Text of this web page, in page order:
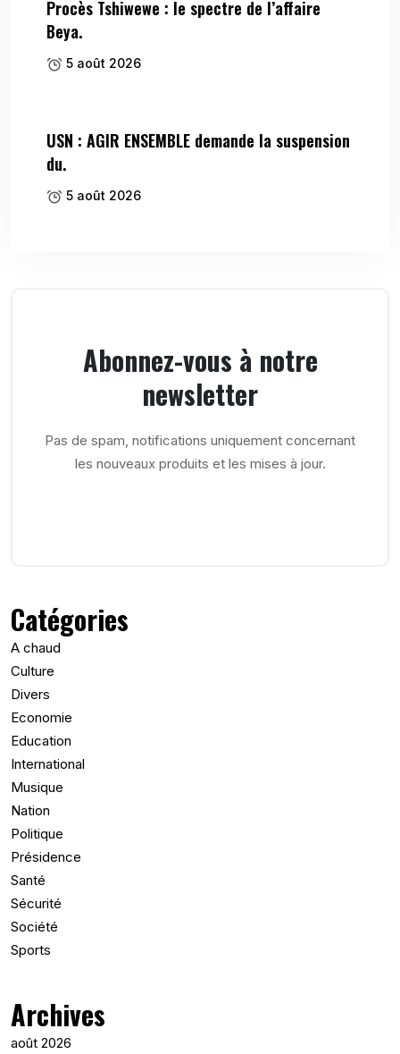
Procès Tshiwewe : le spectre de l’affaire
Beya.
5 août 2026
USN : AGIR ENSEMBLE demande la suspension
du.
5 août 2026
Abonnez-vous à notre
newsletter
Pas de spam, notifications uniquement concernant
les nouveaux produits et les mises à jour.
Catégories
A chaud
Culture
Divers
Economie
Education
International
Musique
Nation
Politique
Présidence
Santé
Sécurité
Société
Sports
Archives
août 2026